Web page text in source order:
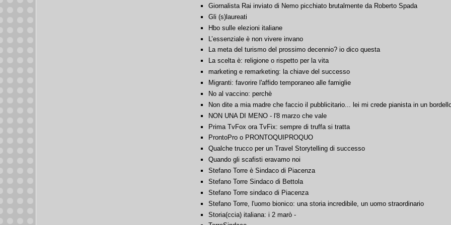
Giornalista Rai inviato di Nemo picchiato brutalmente da Roberto Spada
Gli (s)laureati
Hbo sulle elezioni italiane
L’essenziale è non vivere invano
La meta del turismo del prossimo decennio? io dico questa
La scelta è: religione o rispetto per la vita
marketing e remarketing: la chiave del successo
Migranti: favorire l'affido temporaneo alle famiglie
No al vaccino: perchè
Non dite a mia madre che faccio il pubblicitario... lei mi crede pianista in un
NON UNA DI MENO - l'8 marzo che vale
Prima TvFox ora TvFix: sempre di truffa si tratta
ProntoPro o PRONTOQUIPROQUO
Qualche trucco per un Travel Storytelling di successo
Quando gli scafisti eravamo noi
Stefano Torre è Sindaco di Piacenza
Stefano Torre Sindaco di Bettola
Stefano Torre sindaco di Piacenza
Stefano Torre, l'uomo bionico: una storia incredibile, un uomo straordinario
Storia(ccia) italiana: i 2 marò -